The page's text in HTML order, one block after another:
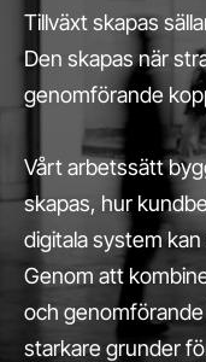
Tillväxt skapas
Den skapas när
genomförande
Vårt arbetssätt
skapas, hur
digitala system
Genom att
och
starkare grunder